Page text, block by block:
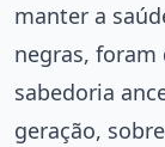
manter a
negras, foram
sabedoria
geração,